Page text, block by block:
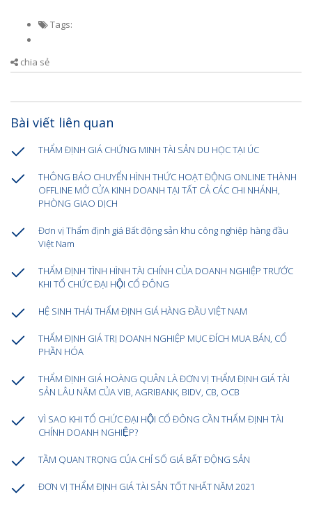
Tags:
chia sẻ
Bài viết liên quan
THẨM ĐỊNH GIÁ CHỨNG MINH TÀI SẢN DU HỌC TẠI ÚC
THÔNG BÁO CHUYỂN HÌNH THỨC HOẠT ĐỘNG ONLINE THÀNH
OFFLINE MỞ CỬA KINH DOANH TẠI TẤT CẢ CÁC CHI NHÁNH,
PHÒNG GIAO DỊCH
Đơn vị Thẩm định giá Bất động sản khu công nghiệp hàng đầu
Việt Nam
THẨM ĐỊNH TÌNH HÌNH TÀI CHÍNH CỦA DOANH NGHIỆP TRƯỚC
KHI TỔ CHỨC ĐẠI HỘI CỔ ĐÔNG
HỆ SINH THÁI THẨM ĐỊNH GIÁ HÀNG ĐẦU VIỆT NAM
THẨM ĐỊNH GIÁ TRỊ DOANH NGHIỆP MỤC ĐÍCH MUA BÁN, CỔ
PHẦN HÓA
THẨM ĐỊNH GIÁ HOÀNG QUÂN LÀ ĐƠN VỊ THẨM ĐỊNH GIÁ TÀI
SẢN LÂU NĂM CỦA VIB, AGRIBANK, BIDV, CB, OCB
VÌ SAO KHI TỔ CHỨC ĐẠI HỘI CỔ ĐÔNG CẦN THẨM ĐỊNH TÀI
CHÍNH DOANH NGHIỆP?
TẦM QUAN TRỌNG CỦA CHỈ SỐ GIÁ BẤT ĐỘNG SẢN
ĐƠN VỊ THẨM ĐỊNH GIÁ TÀI SẢN TỐT NHẤT NĂM 2021